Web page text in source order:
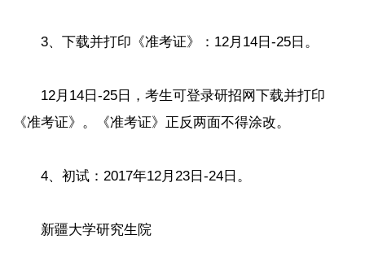
3、下载并打印《准考证》：12月14日-25日。
12月14日-25日，考生可登录研招网下载并打印
《准考证》。《准考证》正反两面不得涂改。
4、初试：2017年12月23日-24日。
新疆大学研究生院